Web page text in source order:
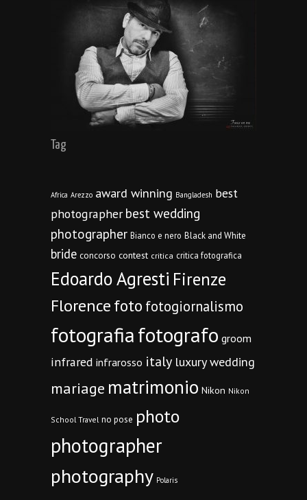
Tag
Africa Arezzo award winning Bangladesh best
photographer best wedding
photographer Bianco e nero Black and White
bride concorso contest critica critica fotografica
Edoardo Agresti Firenze
Florencefoto fotogiornalismo
fotografiafotografo groom
infrared infrarosso italy luxury wedding
mariage matrimonio Nikon Nikon
School Travel no pose photo
photographer
photography Polaris